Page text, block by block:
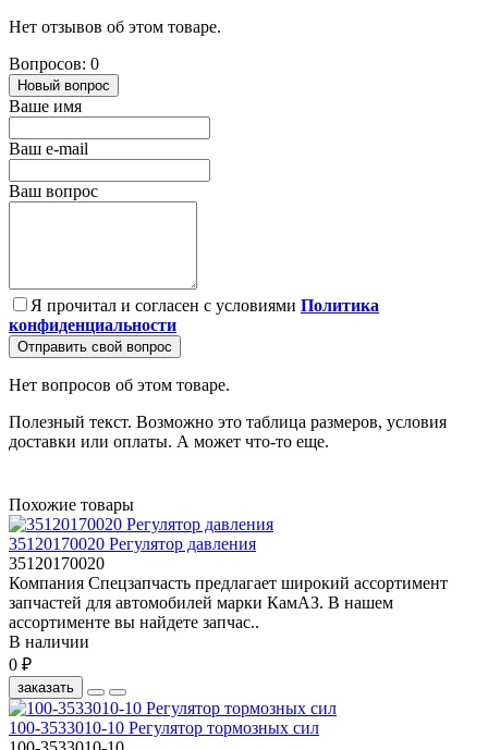
Нет отзывов об этом товаре.
Вопросов: 0
Новый вопрос
Ваше имя
Ваш e-mail
Ваш вопрос
Я прочитал и согласен с условиями Политика
конфиденциальности
Отправить свой вопрос
Нет вопросов об этом товаре.
Полезный текст. Возможно это таблица размеров, условия
доставки или оплаты. А может что-то еще.
Похожие товары
35120170020 Регулятор давления
35120170020
Компания Спецзапчасть предлагает широкий ассортимент
запчастей для автомобилей марки КамАЗ. В нашем
ассортименте вы найдете запчас..
В наличии
0 ₽
заказать
100-3533010-10 Регулятор тормозных сил